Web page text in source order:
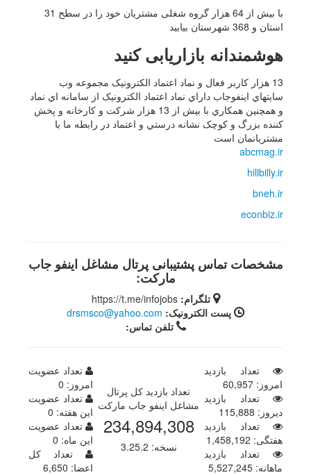
با بیش از 64 هزار گروه شغلی مشتریان خود را در سطح 31
استان و 368 شهرستان بیابید
هوشمندانه بازاریابی کنید
13 هزار کاربر فعال و نماد اعتماد الکترونيک مجموعه وب
سايتهاي اينفوجاب داراي نماد اعتماد الکترونيک از سامانه اي نماد
و همچنين همکاري با بيش از 13 هزار شرکت و کارخانه و پخش
کننده بزرگ و کوچک نشانه درستي و اعتماد در رابطه ما با
مشتريانمان است
abcmag.ir
hillbilly.ir
bneh.ir
econbiz.ir
مشخصات تماس پشتیبانی پرتال مشاغل اینفو جاب
مارکت:
تلگرام:https://t.me/infojobs
پست الکترونیک: drsmsco@yahoo.com
تلفن تماس:
تعداد بازدید
امروز: 60,957
تعداد بازدید
دیروز: 115,888
تعداد بازدید
هفتگی: 1,458,192
تعداد بازدید
ماهانه: 5,527,245
تعداد بازدید کل پرتال
مشاغل اینفو جاب مارکت
234,894,308
نسخه: 3.25.2
تعداد عضویت
امروز: 0
تعداد عضویت
این هفته: 0
تعداد عضویت
این ماه: 0
تعداد کل
اعضا: 6,650